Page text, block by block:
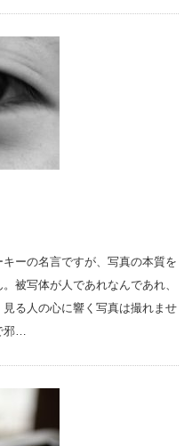
キーの名言ですが、写真の本質を
被写体が人であれなんであれ、
る人の心に響く写真は撮れませ
邪…